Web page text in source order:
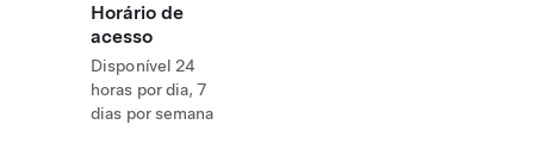
Horário de
acesso
Disponível 24
horas por dia, 7
dias por semana